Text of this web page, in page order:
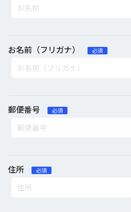
お名前（フリガナ） 必須
郵便番号 必須
住所 必須